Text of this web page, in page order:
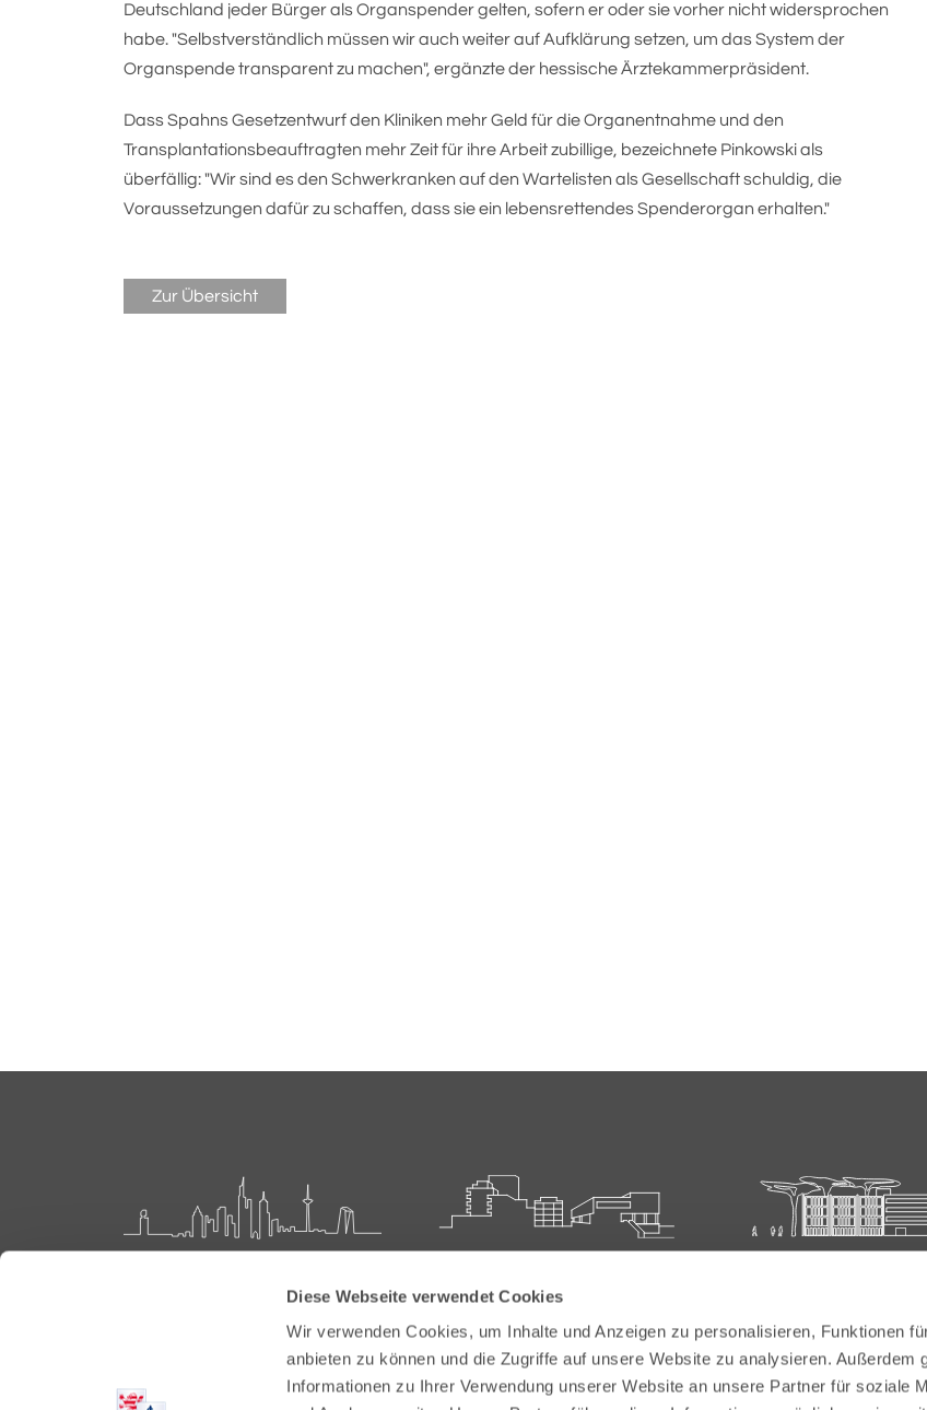
Diese Webseite verwendet Cookies
Wir verwenden Cookies, um Inhalte und Anzeigen zu personalisieren, Funktionen
anbieten zu können und die Zugriffe auf unsere Website zu analysieren. Außerdem
Informationen zu Ihrer Verwendung unserer Website an unsere Partner für soziale
Deutschland jeder Bürger als Organspender gelten, sofern er oder sie vorher nicht widersprochen
habe. "Selbstverständlich müssen wir auch weiter auf Aufklärung setzen, um das System der
Organspende transparent zu machen", ergänzte der hessische Ärztekammerpräsident.
Dass Spahns Gesetzentwurf den Kliniken mehr Geld für die Organentnahme und den
Transplantationsbeauftragten mehr Zeit für ihre Arbeit zubillige, bezeichnete Pinkowski als
überfällig: "Wir sind es den Schwerkranken auf den Wartelisten als Gesellschaft schuldig, die
Voraussetzungen dafür zu schaffen, dass sie ein lebensrettendes Spenderorgan erhalten."
Zur Übersicht
Postfach 60 05 66
Carl-Oelemann-Weg 5
Carl-Oelemann-Weg 5